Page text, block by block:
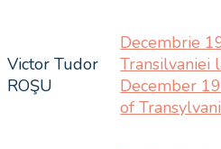
Victor Tudor
ROŞU
Decembrie
Transilvaniei
December
of